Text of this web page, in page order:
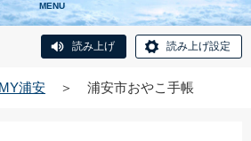
MENU
読み上げ 読み上げ設定
浦安 ＞ 浦安市おやこ手帳